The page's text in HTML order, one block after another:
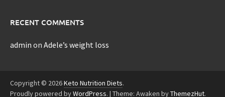
RECENT COMMENTS
admin on Adele’s weight loss
Copyright © 2026Keto Nutrition Diets.
Proudly powered byWordPress. | Theme: Awaken byThemezHut.